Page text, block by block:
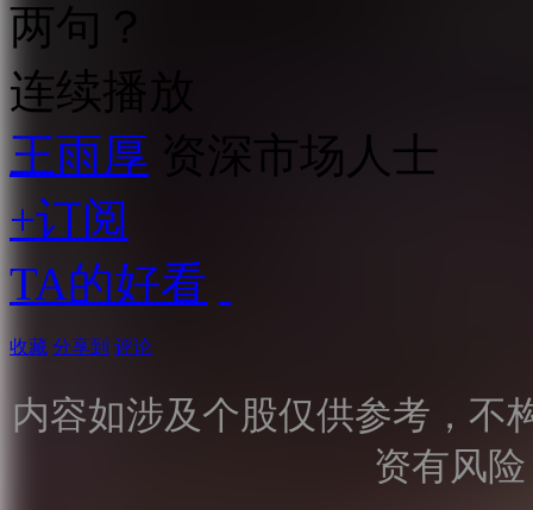
两句？
连续播放
王雨厚
资深市场人士
+订阅
TA的好看
收藏 分享到 评论
内容如涉及个股仅供参考，不
资有风